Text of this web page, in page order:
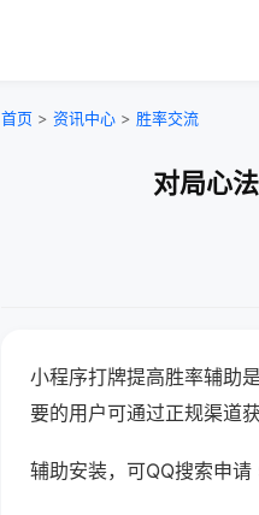
首页 > 资讯中心 > 胜率交流
对局心
小程序打牌提高胜率辅助
要的用户可通过正规渠道获
辅助安装，可QQ搜索申